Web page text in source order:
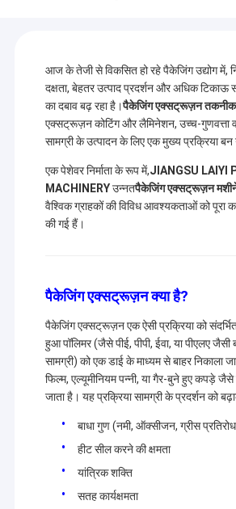
आज के तेजी से विकसित हो रहे पैकेजिंग उद्योग में,
दक्षता, बेहतर उत्पाद प्रदर्शन और अधिक टिकाऊ
का दबाव बढ़ रहा है।पैकेजिंग एक्सट्रूज़न तकनीक
एक्सट्रूज़न कोटिंग और लैमिनेशन, उच्च-गुणवत्ता
सामग्री के उत्पादन के लिए एक मुख्य प्रक्रिया बन
एक पेशेवर निर्माता के रूप में,JIANGSU LAIYI
MACHINERYउन्नतपैकेजिंग एक्सट्रूज़न
वैश्विक ग्राहकों की विविध आवश्यकताओं को पूरा
की गई हैं।
पैकेजिंग एक्सट्रूज़न क्या है?
पैकेजिंग एक्सट्रूज़न एक ऐसी प्रक्रिया को
हुआ पॉलिमर (जैसे पीई, पीपी, ईवा, या पीएलए जैसी
सामग्री) को एक डाई के माध्यम से बाहर निकाला
फिल्म, एल्यूमीनियम पन्नी, या गैर-बुने हुए कपड़े
जाता है। यह प्रक्रिया सामग्री के प्रदर्शन को
बाधा गुण (नमी, ऑक्सीजन, ग्रीस
हीट सील करने की क्षमता
यांत्रिक शक्ति
सतह कार्यक्षमता